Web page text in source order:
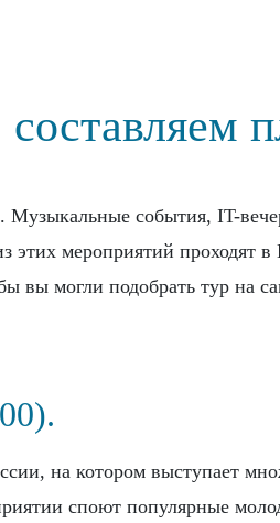
Музыкальные события, IT-
этих мероприятий проходят
вы могли подобрать тур на
на котором выступает
споют популярные